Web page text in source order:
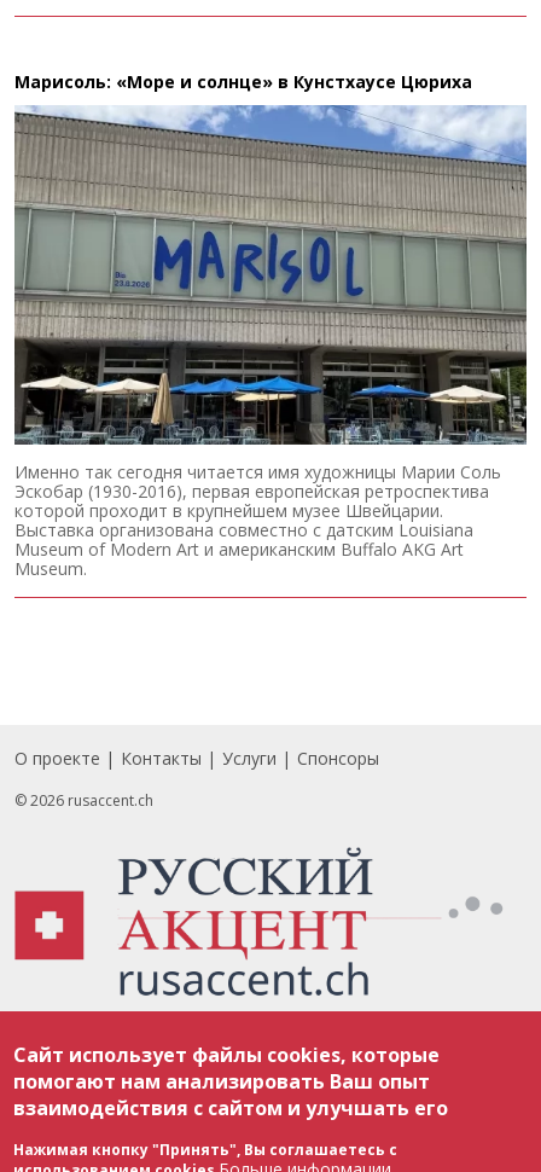
Марисоль: «Море и солнце» в Кунстхаусе Цюриха
Именно так сегодня читается имя художницы Марии Соль
Эскобар (1930-2016), первая европейская ретроспектива
которой проходит в крупнейшем музее Швейцарии.
Выставка организована совместно с датским Louisiana
Museum of Modern Art и американским Buffalo AKG Art
Museum.
Footer
О проекте Контакты Услуги Спонсоры
© 2026 rusaccent.ch
соответствии с законодательством Швейцарии об авторском праве и
международными соглашениями. Полное или частичное использование
материалов возможно только с разрешения редакции. В случае полного
или частичного воспроизведения материалов сайта rusaccent.ch,
ОБЯЗАТЕЛЬНА АКТИВНАЯ ГИПЕРССЫЛКА на конкретный заимствованный
текст. Фотоизображения, размещенные редакцией rusaccent.ch, являются
ее исключительной собственностью. Полное или частичное
Сайт использует файлы cookies, которые
помогают нам анализировать Ваш опыт
взаимодействия с сайтом и улучшать его
Нажимая кнопку "Принять", Вы соглашаетесь с